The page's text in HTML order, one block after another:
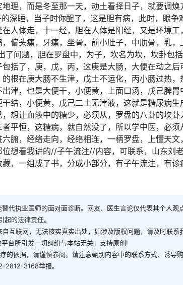
理，而是冬至那一天，动土看择日子，就要调焕
深睡，当子时你醒了，这是胆有病，此时，眼争
人体走，十一经，胆在人体是阳经，又是环境工
偏头痛，牙痛，坐骨，前小肚子，中肋骨，乳，
问题，胆在罗盘中，为子，坎名为坎，坎卦包括
括了，庚，戊，丙，这庚是大肠，大便在动之后
根在庚大肠不生津，戊土不运化，丙小肠过热，
津，也是大便干，小便黄，上面口汤，戊己脾胃
结，小便黄，戊己二土无津液，这就是糖尿病生
想让血液中的糖少，必须从，罗盘的八卦的坎卦
平恒，这糖病，就自然没了，所以学中医，必须
腑，经络走向，经络相连，一柄罗盘，上懂天文
想看我讲的//子午流注//内容，可联系，山东刘老
，一组成了书，分成小部分，有子午流注，有诊
代执业医师的面对面诊断。网友、医生言论仅代表其个人观点
的法律责任。
互联网，无法核实真实出处，如涉及版权问题，请及时联系
台所引发一切纠纷与本站无关。支持原创!
的依据，请谨慎参阅。请注意甄别内容中的联系方式、诱导
2812-3168举报。